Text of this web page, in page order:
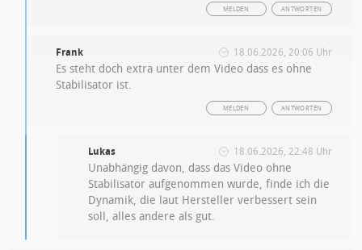
ANTWORTEN
MELDEN
Frank 18.06.2026, 20:06 Uhr
Es steht doch extra unter dem Video dass es ohne
Stabilisator ist.
ANTWORTEN
MELDEN
Lukas 18.06.2026, 22:48 Uhr
Unabhängig davon, dass das Video ohne
Stabilisator aufgenommen wurde, finde ich die
Dynamik, die laut Hersteller verbessert sein
soll, alles andere als gut.